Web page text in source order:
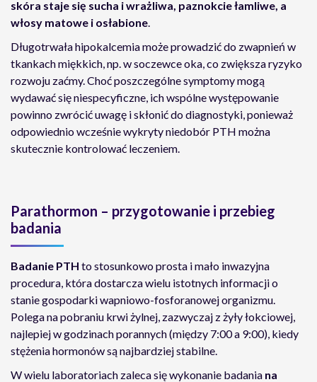
skóra staje się sucha i wrażliwa, paznokcie łamliwe, a
włosy matowe i osłabione.
Długotrwała hipokalcemia może prowadzić do zwapnień w
tkankach miękkich, np. w soczewce oka, co zwiększa ryzyko
rozwoju zaćmy. Choć poszczególne symptomy mogą
wydawać się niespecyficzne, ich wspólne występowanie
powinno zwrócić uwagę i skłonić do diagnostyki, ponieważ
odpowiednio wcześnie wykryty niedobór PTH można
skutecznie kontrolować leczeniem.
Parathormon – przygotowanie i przebieg
badania
Badanie PTH to stosunkowo prosta i mało inwazyjna
procedura, która dostarcza wielu istotnych informacji o
stanie gospodarki wapniowo-fosforanowej organizmu.
Polega na pobraniu krwi żylnej, zazwyczaj z żyły łokciowej,
najlepiej w godzinach porannych (między 7:00 a 9:00), kiedy
stężenia hormonów są najbardziej stabilne.
W wielu laboratoriach zaleca się wykonanie badania na